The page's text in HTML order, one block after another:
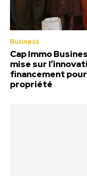
Business
Cap Immo
mise sur
financement
propriété